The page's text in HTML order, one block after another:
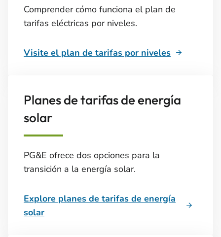
Comprender cómo funciona el plan de
tarifas eléctricas por niveles.
Visite el plan de tarifas por niveles
Planes de tarifas de energía
solar
PG&E ofrece dos opciones para la
transición a la energía solar.
Explore planes de tarifas de energía
solar